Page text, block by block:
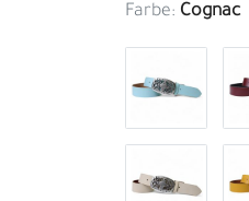
Farbe: Cognac